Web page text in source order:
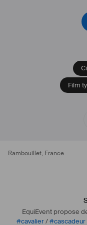
Film
Rambouillet, France
EquiEvent propose
#cavalier/#cascadeur